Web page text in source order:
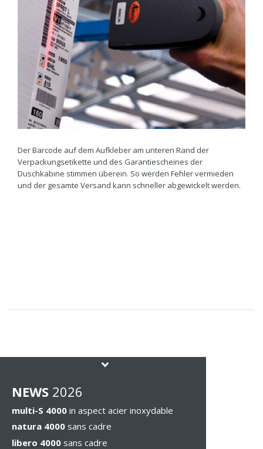
Der Barcode auf dem Aufkleber am unteren Rand der
Verpackungsetikette und des Garantiescheines der
Duschkabine stimmen überein. So werden Fehler vermieden
und der gesamte Versand kann schneller abgewickelt werden.
NEWS 2026
multi-S 4000 in aspect acier inoxydable
natura 4000 sans cadre
libero 4000 sans cadre